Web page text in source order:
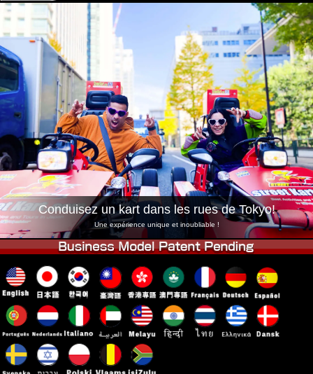
À Propos Caractéristiques Tarifs
Accès FAQ
Entreprise Réservation
Changer de Magasin
Tokyo Shinagawa Tokyo Akihabara#1
Tokyo Akihabara#2 Tokyo Shibuya
Tokyo Shibuya Annexe Baie de Tokyo
Tokyo Asakusa Osaka
Okinawa
Conduisez un kart dans les rues de Tokyo!
Une expérience unique et inoubliable !